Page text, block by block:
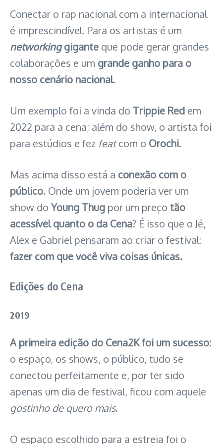
Conectar o rap nacional com a internacional
é imprescindível. Para os artistas é um
networkinggigante que pode gerar grandes
colaborações e um grande ganho para o
nosso cenário nacional.
Um exemplo foi a vinda do Trippie Red em
2022 para a cena; além do show, o artista foi
para estúdios e fez featcom o Orochi.
Mas acima disso está a conexão com o
público. Onde um jovem poderia ver um
show do Young Thug por um preço tão
acessível quanto o da Cena? É isso que o Jé,
Alex e Gabriel pensaram ao criar o festival:
fazer com que você viva coisas únicas.
Edições do Cena
2019
A primeira edição do Cena2K foi um sucesso:
o espaço, os shows, o público, tudo se
conectou perfeitamente e, por ter sido
apenas um dia de festival, ficou com aquele
gostinho de quero mais.
O espaço escolhido para a estreia foi o